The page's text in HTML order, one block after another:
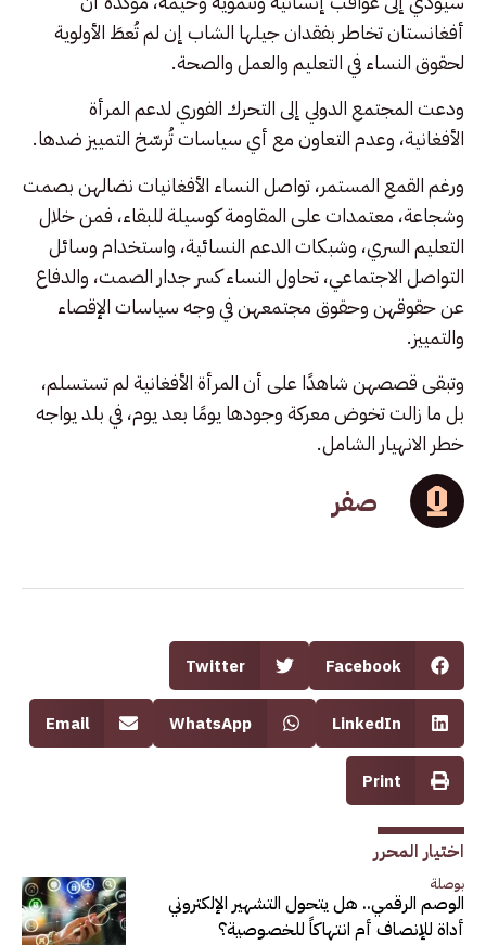
أفغانستان تخاطر بفقدان جيلها الشاب إن لم تُعطَ الأولوية
لحقوق النساء في التعليم والعمل والصحة.
ودعت المجتمع الدولي إلى التحرك الفوري لدعم المرأة
الأفغانية، وعدم التعاون مع أي سياسات تُرسّخ التمييز ضدها.
ورغم القمع المستمر، تواصل النساء الأفغانيات نضالهن بصمت
وشجاعة، معتمدات على المقاومة كوسيلة للبقاء، فمن خلال
التعليم السري، وشبكات الدعم النسائية، واستخدام وسائل
التواصل الاجتماعي، تحاول النساء كسر جدار الصمت، والدفاع
عن حقوقهن وحقوق مجتمعهن في وجه سياسات الإقصاء
والتمييز.
وتبقى قصصهن شاهدًا على أن المرأة الأفغانية لم تستسلم،
بل ما زالت تخوض معركة وجودها يومًا بعد يوم، في بلد يواجه
خطر الانهيار الشامل.
صفر
Facebook
Twitter
LinkedIn
WhatsApp
Email
Print
اختيار المحرر
بوصلة
الوصم الرقمي.. هل يتحول التشهير الإلكتروني
أداة للإنصاف أم انتهاكاً للخصوصية؟